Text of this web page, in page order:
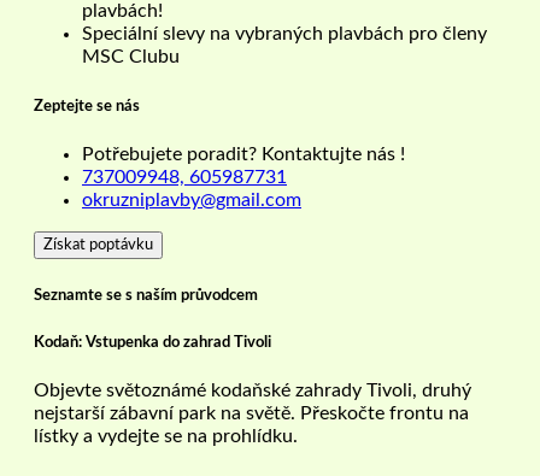
plavbách!
Speciální slevy na vybraných plavbách pro členy
MSC Clubu
Zeptejte se nás
Potřebujete poradit? Kontaktujte nás !
737009948, 605987731
okruzniplavby@gmail.com
Získat poptávku
Seznamte se s naším průvodcem
Kodaň: Vstupenka do zahrad Tivoli
Objevte světoznámé kodaňské zahrady Tivoli, druhý
nejstarší zábavní park na světě. Přeskočte frontu na
lístky a vydejte se na prohlídku.